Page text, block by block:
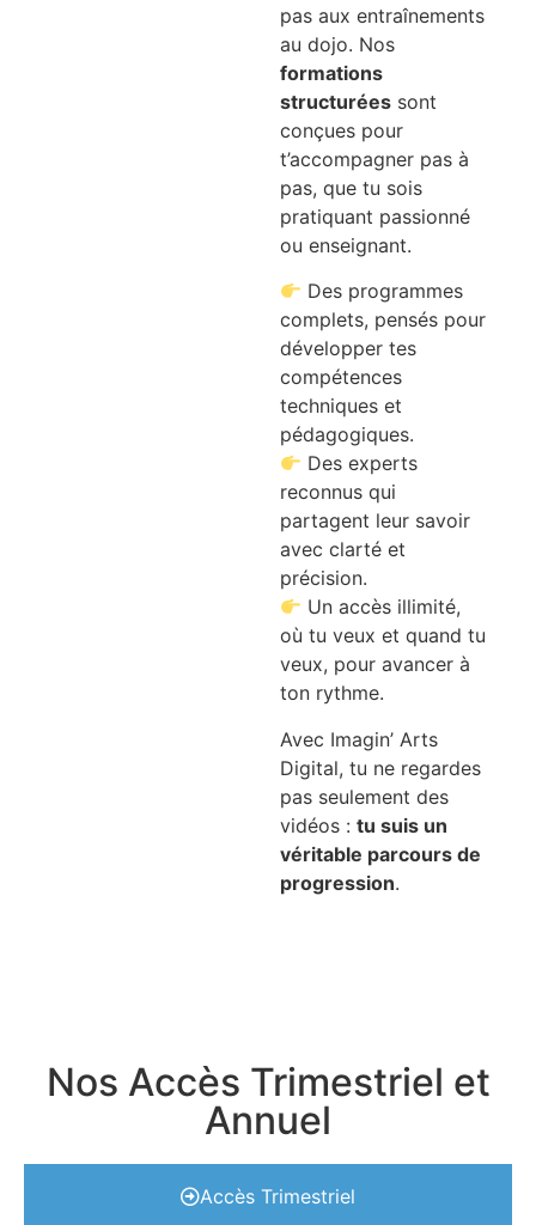
pas aux entraînements
au dojo. Nos
formations
structurées sont
conçues pour
t’accompagner pas à
pas, que tu sois
pratiquant passionné
ou enseignant.
Des programmes
complets, pensés pour
développer tes
compétences
techniques et
pédagogiques.
Des experts
reconnus qui
partagent leur savoir
avec clarté et
précision.
Un accès illimité,
où tu veux et quand tu
veux, pour avancer à
ton rythme.
Avec Imagin’ Arts
Digital, tu ne regardes
pas seulement des
vidéos : tu suis un
véritable parcours de
progression.
Nos Accès Trimestriel et
Annuel
Accès Trimestriel